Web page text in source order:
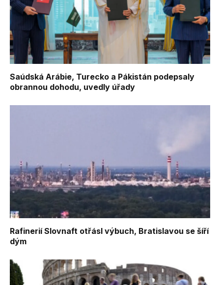
Saúdská Arábie, Turecko a Pákistán podepsaly
obrannou dohodu, uvedly úřady
Rafinerií Slovnaft otřásl výbuch, Bratislavou se šíří
dým